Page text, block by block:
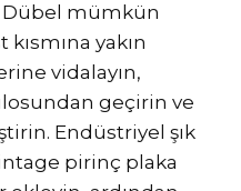
Dübel mümkün
yakın
vidalayın,
geçirin ve
Endüstriyel şık
pirinç plaka